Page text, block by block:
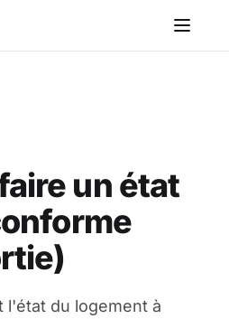
un état
l'état du logement à